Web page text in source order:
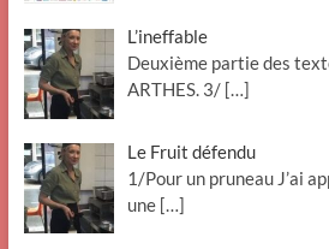
L’ineffable
Deuxième partie des
ARTHES. 3/ […]
Le Fruit défendu
1/Pour un pruneau J’ai
une […]